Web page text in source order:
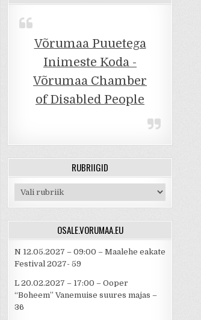
Võrumaa Puuetega
Inimeste Koda -
Võrumaa Chamber
of Disabled People
RUBRIIGID
Rubriigid
OSALE.VORUMAA.EU
N 12.05.2027 – 09:00 – Maalehe eakate
Festival 2027- 59
L 20.02.2027 – 17:00 – Ooper
“Boheem” Vanemuise suures majas –
36